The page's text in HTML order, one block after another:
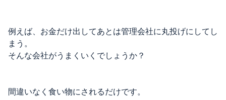
例えば、お金だけ出してあとは管理会社に丸投げにしてし
まう。
そんな会社がうまくいくでしょうか？
間違いなく食い物にされるだけです。